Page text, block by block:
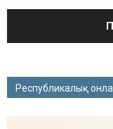
Республикалық